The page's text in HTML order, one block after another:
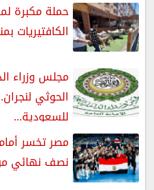
حملة مكبرة
الكافتيريات
مجلس وزراء
الحوثي
للسعودية...
مصر تخسر
نصف نهائي